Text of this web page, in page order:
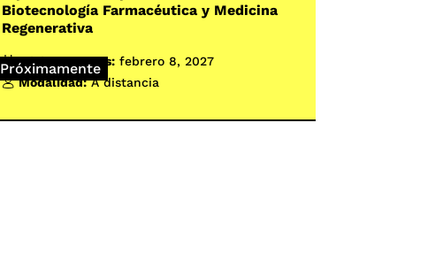
Próximamente
Biotecnología Farmacéutica y Medicina
Regenerativa
Inicio de clases: febrero 8, 2027
Modalidad: A distancia